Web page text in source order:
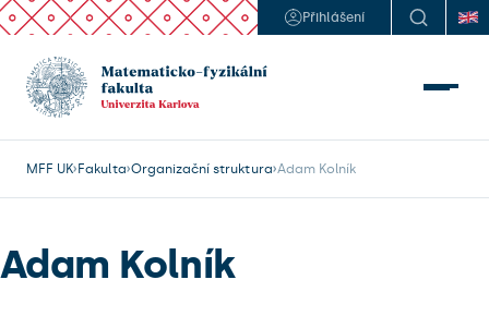
Přihlášení
MFF UK Fakulta Organizační struktura Adam Kolník
Adam Kolník